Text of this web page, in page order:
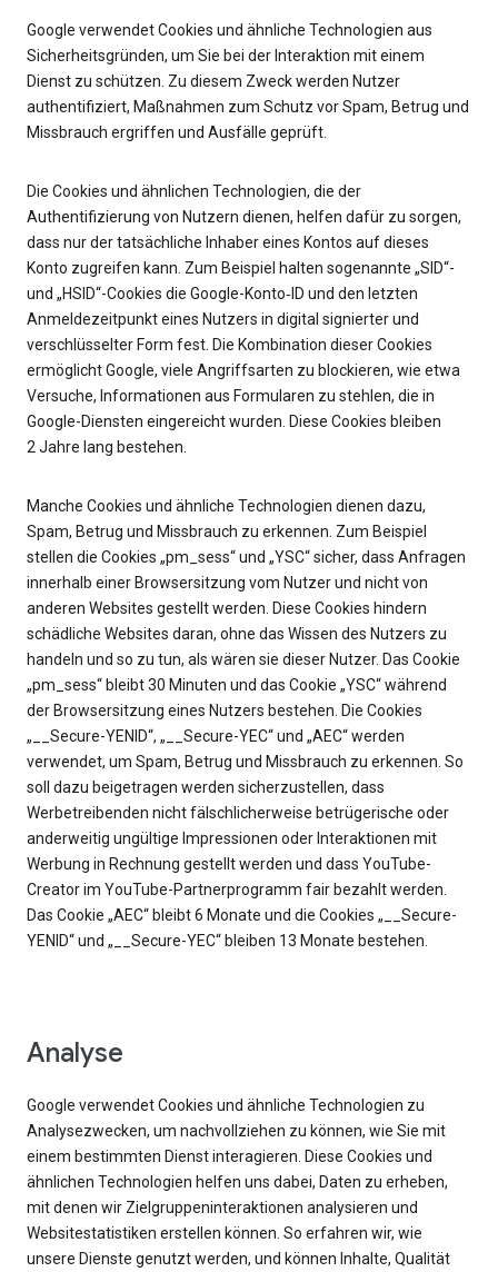
Google verwendet Cookies und ähnliche Technologien aus
Sicherheitsgründen, um Sie bei der Interaktion mit einem
Dienst zu schützen. Zu diesem Zweck werden Nutzer
authentifiziert, Maßnahmen zum Schutz vor Spam, Betrug und
Missbrauch ergriffen und Ausfälle geprüft.
Die Cookies und ähnlichen Technologien, die der
Authentifizierung von Nutzern dienen, helfen dafür zu sorgen,
dass nur der tatsächliche Inhaber eines Kontos auf dieses
Konto zugreifen kann. Zum Beispiel halten sogenannte „SID“-
und „HSID“-Cookies die Google-Konto‑ID und den letzten
Anmeldezeitpunkt eines Nutzers in digital signierter und
verschlüsselter Form fest. Die Kombination dieser Cookies
ermöglicht Google, viele Angriffsarten zu blockieren, wie etwa
Versuche, Informationen aus Formularen zu stehlen, die in
Google-Diensten eingereicht wurden. Diese Cookies bleiben
2 Jahre lang bestehen.
Manche Cookies und ähnliche Technologien dienen dazu,
Spam, Betrug und Missbrauch zu erkennen. Zum Beispiel
stellen die Cookies „pm_sess“ und „YSC“ sicher, dass Anfragen
innerhalb einer Browsersitzung vom Nutzer und nicht von
anderen Websites gestellt werden. Diese Cookies hindern
schädliche Websites daran, ohne das Wissen des Nutzers zu
handeln und so zu tun, als wären sie dieser Nutzer. Das Cookie
„pm_sess“ bleibt 30 Minuten und das Cookie „YSC“ während
der Browsersitzung eines Nutzers bestehen. Die Cookies
„__Secure-YENID“, „__Secure-YEC“ und „AEC“ werden
verwendet, um Spam, Betrug und Missbrauch zu erkennen. So
soll dazu beigetragen werden sicherzustellen, dass
Werbetreibenden nicht fälschlicherweise betrügerische oder
anderweitig ungültige Impressionen oder Interaktionen mit
Werbung in Rechnung gestellt werden und dass YouTube-
Creator im YouTube-Partnerprogramm fair bezahlt werden.
Das Cookie „AEC“ bleibt 6 Monate und die Cookies „__Secure-
YENID“ und „__Secure-YEC“ bleiben 13 Monate bestehen.
Analyse
Google verwendet Cookies und ähnliche Technologien zu
Analysezwecken, um nachvollziehen zu können, wie Sie mit
einem bestimmten Dienst interagieren. Diese Cookies und
ähnlichen Technologien helfen uns dabei, Daten zu erheben,
mit denen wir Zielgruppeninteraktionen analysieren und
Websitestatistiken erstellen können. So erfahren wir, wie
unsere Dienste genutzt werden, und können Inhalte, Qualität